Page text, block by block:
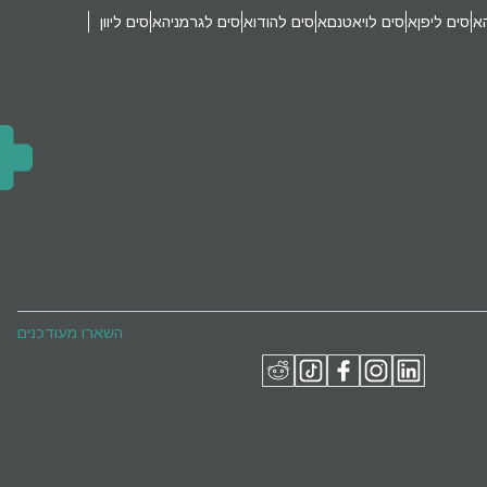
איסים ליפןאיסים לויאטנםאיסים להודואיסים לגרמניהאיסים ליוון
השארו מעודכנים